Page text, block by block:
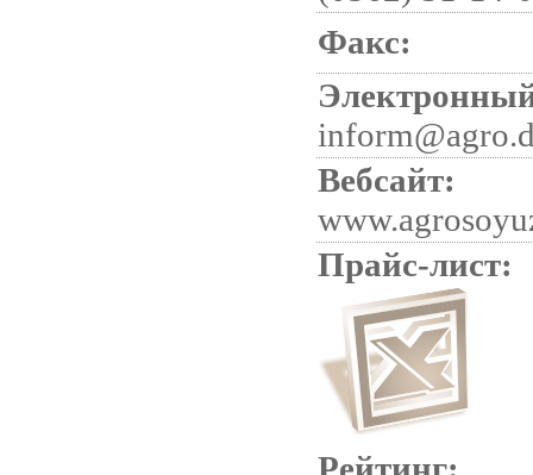
Факс:
Вебсайт:
Прайс-лист: